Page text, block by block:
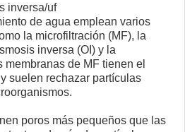
inversa/uf
de agua emplean varios
la microfiltración (MF), la
inversa (OI) y la
de MF tienen el
suelen rechazar partículas
poros más pequeños que las